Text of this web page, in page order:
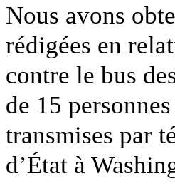
Nous avons
rédigées en
contre le bus
de 15
transmises par
d’État à